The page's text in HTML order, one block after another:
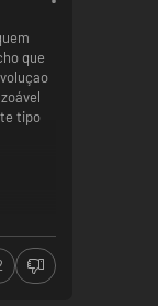
que
tipo